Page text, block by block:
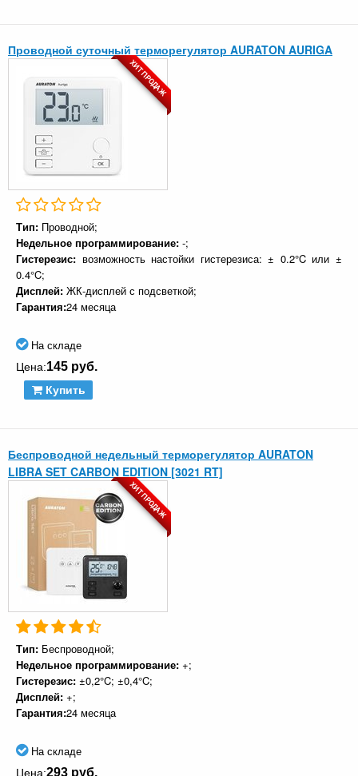
Проводной суточный терморегулятор AURATON AURIGA
ХИТ ПРОДАЖ
Тип: Проводной;
Недельное программирование: -;
Гистерезис: возможность настойки гистерезиса: ± 0.2°C или ±
0.4°C;
Дисплей: ЖК-дисплей с подсветкой;
Гарантия:24 месяца
На складе
Цена:145 руб.
Купить
Беспроводной недельный терморегулятор AURATON
LIBRA SET CARBON EDITION [3021 RT]
ХИТ ПРОДАЖ
Тип: Беспроводной;
Недельное программирование: +;
Гистерезис: ±0,2°C; ±0,4°C;
Дисплей: +;
Гарантия:24 месяца
На складе
Цена:293 руб.